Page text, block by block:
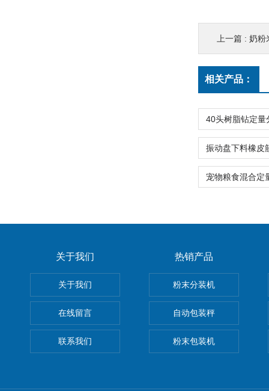
上一篇 : 奶粉
相关产品：
关于我们
关于我们
在线留言
联系我们
热销产品
粉末分装机
自动包装秤
粉末包装机